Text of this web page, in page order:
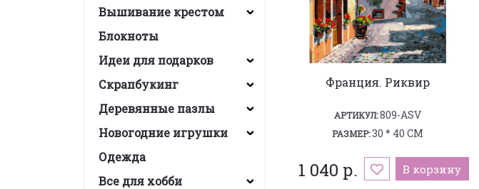
Вышивание крестом
Блокноты
Идеи для подарков
Скрапбукинг
Деревянные пазлы
Новогодние игрушки
Одежда
Все для хобби
Франция. Риквир
АРТИКУЛ:809-ASV
РАЗМЕР:30 * 40 СМ
1 040 р. В корзину